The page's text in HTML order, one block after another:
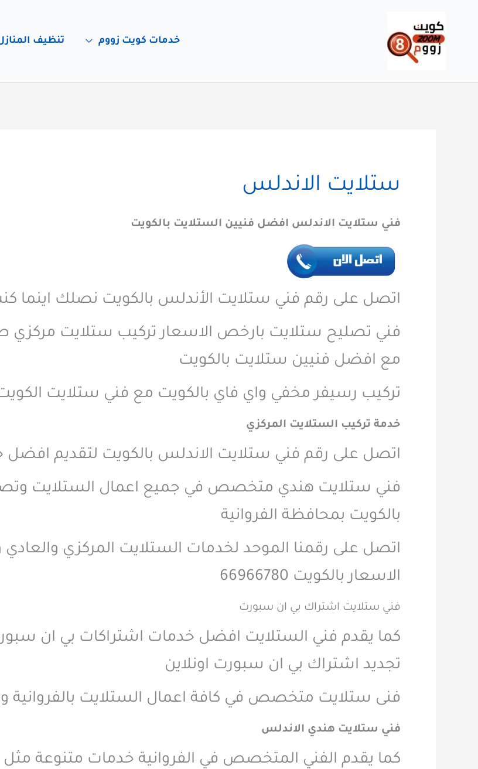
المحتوى
خدمات كويت زووم تنظيف
ستلايت الاندلس
فني ستلايت الاندلس افضل فنيين الستلايت بالكويت
اتصل على رقم فني ستلايت الأندلس بالكويت نصلك اينما
فني تصليح ستلايت بارخص الاسعار تركيب ستلايت مركزي
مع افضل فنيين ستلايت بالكويت
تركيب رسيفر مخفي واي فاي بالكويت مع فني ستلايت
خدمة تركيب الستلايت المركزي
اتصل على رقم فني ستلايت الاندلس بالكويت لتقديم افضل
فني ستلايت هندي متخصص في جميع اعمال الستلايت
بالكويت بمحافظة الفروانية
اتصل على رقمنا الموحد لخدمات الستلايت المركزي والعادي
الاسعار بالكويت 66966780
فني ستلايت اشتراك بي ان سبورت
كما يقدم فني الستلايت افضل خدمات اشتراكات بي ان
تجديد اشتراك بي ان سبورت اونلاين
فنى ستلايت متخصص في كافة اعمال الستلايت بالفروانية
فني ستلايت هندي الاندلس
كما يقدم الفني المتخصص في الفروانية خدمات متنوعة